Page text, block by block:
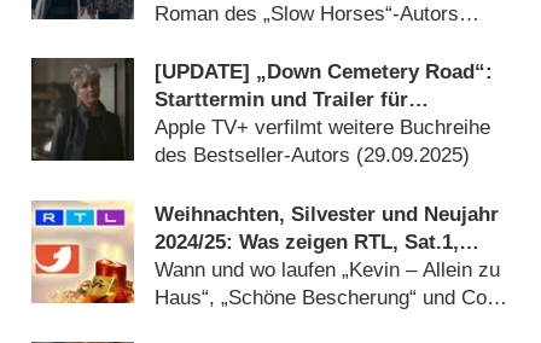
Ermittlerinnenduo – Review
Roman des „Slow Horses“-Autors
[UPDATE] „Down Cemetery Road“:
Starttermin und Trailer für
Thrillerserie von „Slow Horses“-
Autor mit Emma Thompson
Apple TV+ verfilmt weitere Buchreihe
des Bestseller-Autors (29.09.2025)
Weihnachten, Silvester und Neujahr
2024/​25: Was zeigen RTL, Sat.1,
ProSieben und Co.?
Wann und wo laufen „Kevin – Allein zu
Haus“, „Schöne Bescherung“ und Co.?